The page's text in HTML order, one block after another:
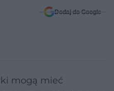
Dodaj do Google
mogą mieć